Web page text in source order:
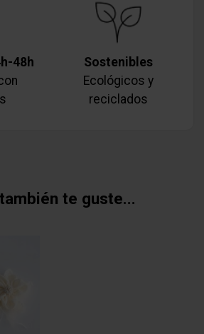
48h
Sostenibles
Ecológicos y
reciclados
te guste...